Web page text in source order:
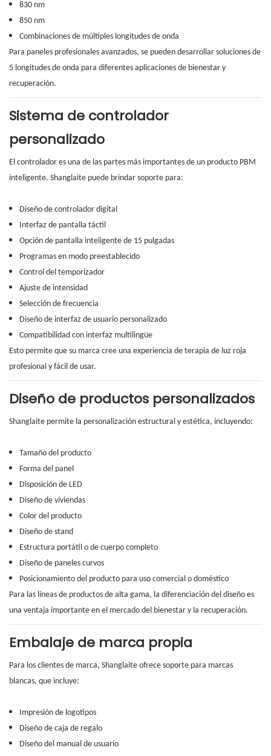
830 nm
850 nm
Combinaciones de múltiples longitudes de onda
Para paneles profesionales avanzados, se pueden desarrollar soluciones de
5 longitudes de onda para diferentes aplicaciones de bienestar y
recuperación.
Sistema de controlador
personalizado
El controlador es una de las partes más importantes de un producto PBM
inteligente. Shanglaite puede brindar soporte para:
Diseño de controlador digital
Interfaz de pantalla táctil
Opción de pantalla inteligente de 15 pulgadas
Programas en modo preestablecido
Control del temporizador
Ajuste de intensidad
Selección de frecuencia
Diseño de interfaz de usuario personalizado
Compatibilidad con interfaz multilingüe
Esto permite que su marca cree una experiencia de terapia de luz roja
profesional y fácil de usar.
Diseño de productos personalizados
Shanglaite permite la personalización estructural y estética, incluyendo:
Tamaño del producto
Forma del panel
Disposición de LED
Diseño de viviendas
Color del producto
Diseño de stand
Estructura portátil o de cuerpo completo
Diseño de paneles curvos
Posicionamiento del producto para uso comercial o doméstico
Para las líneas de productos de alta gama, la diferenciación del diseño es
una ventaja importante en el mercado del bienestar y la recuperación.
Embalaje de marca propia
Para los clientes de marca, Shanglaite ofrece soporte para marcas
blancas, que incluye:
Impresión de logotipos
Diseño de caja de regalo
Diseño del manual de usuario